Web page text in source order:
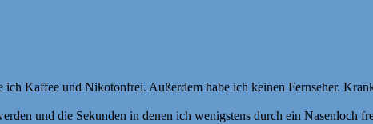
Kaffee und Nikotonfrei. Außerdem habe ich keinen Fernseher.
und die Sekunden in denen ich wenigstens durch ein Nasenloch